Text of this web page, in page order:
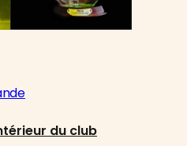
du club